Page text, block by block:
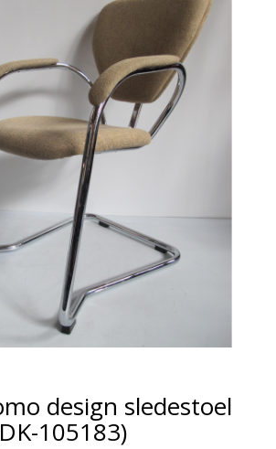
design sledestoel
105183)